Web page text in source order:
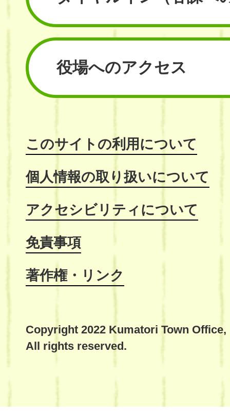
役場へのアクセス
このサイトの利用について
個人情報の取り扱いについて
アクセシビリティについて
免責事項
著作権・リンク
Copyright 2022 Kumatori Town Office,
All rights reserved.